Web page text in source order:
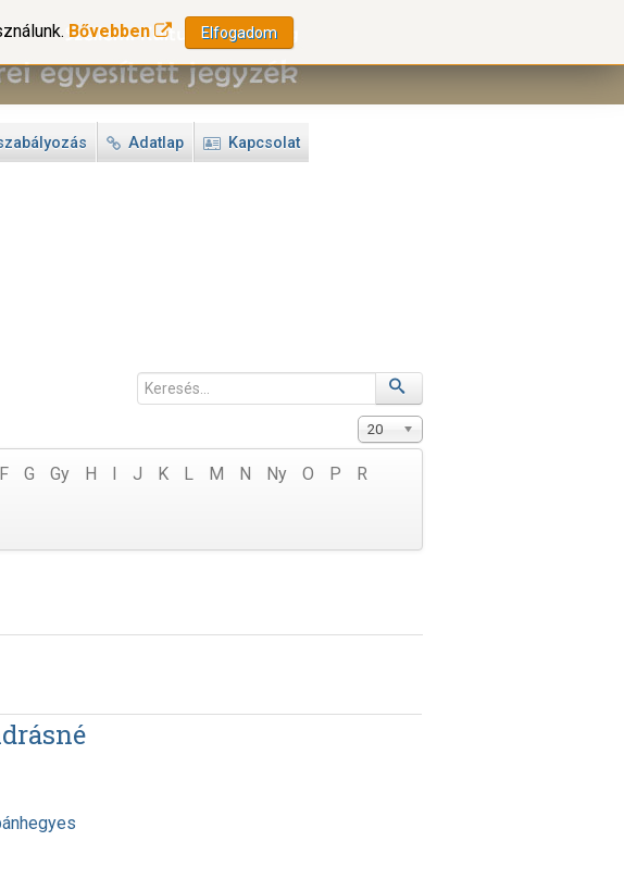
Adatlap Kapcsolat
Bővebben Elfogadom
20
F G Gy H I J K L M N Ny O P R